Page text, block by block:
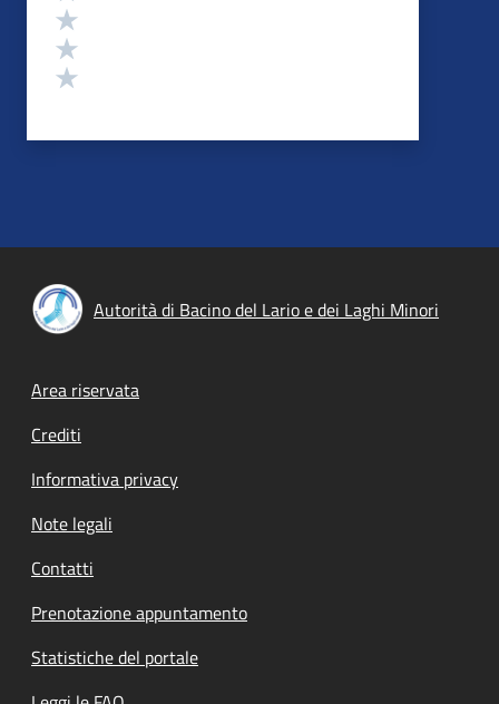
Autorità di Bacino del Lario e dei Laghi Minori
Footer menu
Area riservata
Crediti
Informativa privacy
Note legali
Contatti
Prenotazione appuntamento
Statistiche del portale